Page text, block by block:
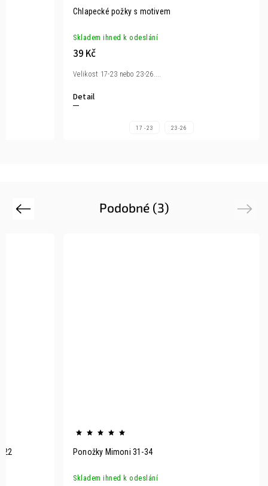
Chlapecké požky s motivem
Skladem ihned k odeslání
39 Kč
Detail
Velikost 17-23 nebo 23-26....
17 -23 23-26
Podobné (3)
Previous
22 Ponožky Mimoni 31-34
Skladem ihned k odeslání
Next